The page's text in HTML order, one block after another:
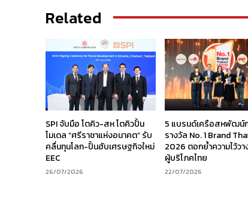
Related
SPI จับมือ โตคิว-สห โตคิวปั้น
โมเดล “ศรีราชาแห่งอนาคต” รับ
คลื่นทุนโลก-ปั้นฮับเศรษฐกิจใหม่
EEC
26/07/2026
5 แบรนด์เครือสหพัฒน์
รางวัล No. 1 Brand
2026 ตอกย้ำความไว้วา
ผู้บริโภคไทย
22/07/2026